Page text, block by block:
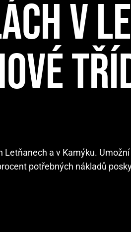
V
Letňanech a v Kamýku.
potřebných nákladů